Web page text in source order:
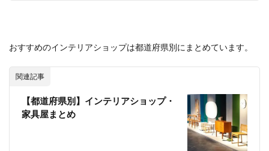
おすすめのインテリアショップは都道府県別にまとめています。
関連記事
【都道府県別】インテリアショップ・
家具屋まとめ